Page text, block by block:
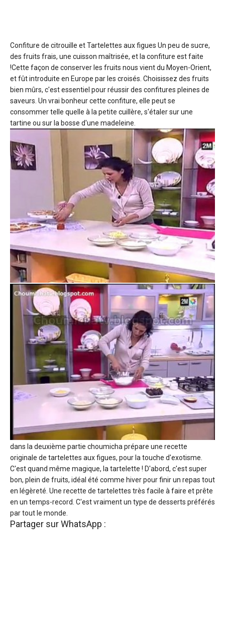
Confiture de citrouille et Tartelettes aux figues Un peu de sucre,
des fruits frais, une cuisson maîtrisée, et la confiture est faite
!Cette façon de conserver les fruits nous vient du Moyen-Orient,
et fût introduite en Europe par les croisés. Choisissez des fruits
bien mûrs, c'est essentiel pour réussir des confitures pleines de
saveurs. Un vrai bonheur cette confiture, elle peut se
consommer telle quelle à la petite cuillère, s'étaler sur une
tartine ou sur la bosse d'une madeleine.
dans la deuxième partie choumicha prépare une recette
originale de tartelettes aux figues, pour la touche d'exotisme.
C'est quand même magique, la tartelette ! D'abord, c'est super
bon, plein de fruits, idéal été comme hiver pour finir un repas tout
en légèreté. Une recette de tartelettes très facile à faire et prête
en un temps-record. C'est vraiment un type de desserts préférés
par tout le monde.
Partager sur WhatsApp :